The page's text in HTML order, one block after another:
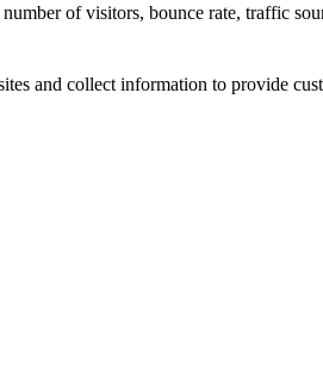
of visitors, bounce rate, traffic
and collect information to provide